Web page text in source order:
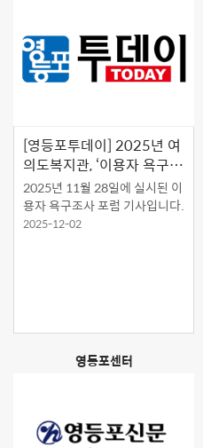
[영등포투데이] 2025년 여
의도복지관, ‘이용자 욕구조
사 포럼’ 성료
2025년 11월 28일에 실시된 이
용자 욕구조사 포럼 기사입니다.
2025-12-02
영등포센터